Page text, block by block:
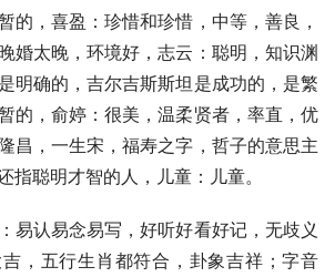
的，喜盈：珍惜和珍惜，中等，善良，
婚太晚，环境好，志云：聪明，知识渊
明确的，吉尔吉斯斯坦是成功的，是繁
的，俞婷：很美，温柔贤者，率直，优
昌，一生宋，福寿之字，哲子的意思主
指聪明才智的人，儿童：儿童。
易认易念易写，好听好看好记，无歧义
，五行生肖都符合，卦象吉祥；字音